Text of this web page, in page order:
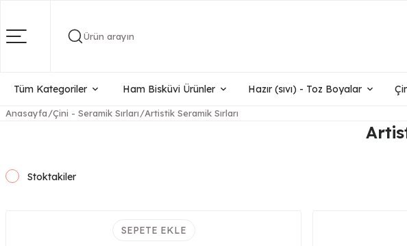
Ürün arayın
Tüm Kategoriler Ham Bisküvi Ürünler Hazır (sıvı) - Toz Boyalar
Anasayfa Çini - Seramik Sırları Artistik Seramik Sırları
Stoktakiler
SEPETE EKLE